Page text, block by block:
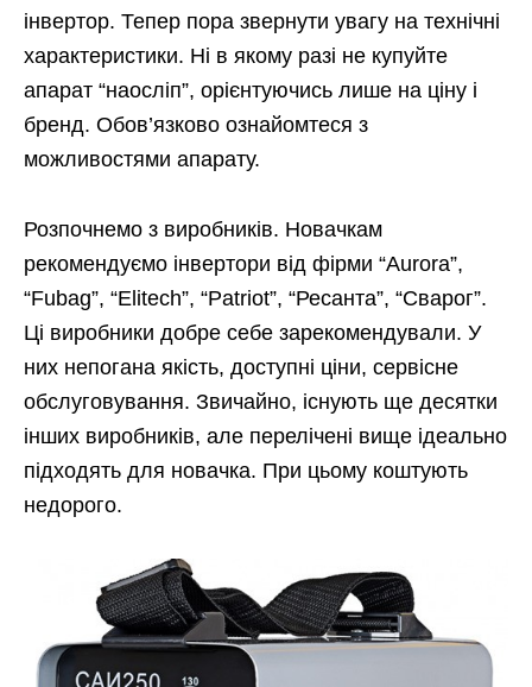
інвертор. Тепер пора звернути увагу на технічні
характеристики. Ні в якому разі не купуйте
апарат “наосліп”, орієнтуючись лише на ціну і
бренд. Обов’язково ознайомтеся з
можливостями апарату.
Розпочнемо з виробників. Новачкам
рекомендуємо інвертори від фірми “Aurora”,
“Fubag”, “Elitech”, “Patriot”, “Ресанта”, “Сварог”.
Ці виробники добре себе зарекомендували. У
них непогана якість, доступні ціни, сервісне
обслуговування. Звичайно, існують ще десятки
інших виробників, але перелічені вище ідеально
підходять для новачка. При цьому коштують
недорого.